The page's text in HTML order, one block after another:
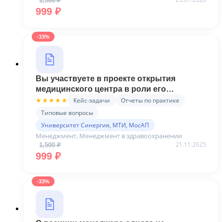
Первоначальная цена составляла 1,500 ₽.
999 ₽Текущая цена: 999 ₽.
-33%
Вы участвуете в проекте открытия
медицинского центра в роли его
администратора - Готовая практика
(Синергия)
★★★★★ Кейс-задачи
Отчеты по практике
Типовые вопросы
Университет Синергия, МТИ, МосАП
Менеджмент, Менеджмент в здравоохранении
1,500₽
Первоначальная цена составляла 1,500 ₽.
999 ₽Текущая цена: 999 ₽.
21.11.2025
-33%